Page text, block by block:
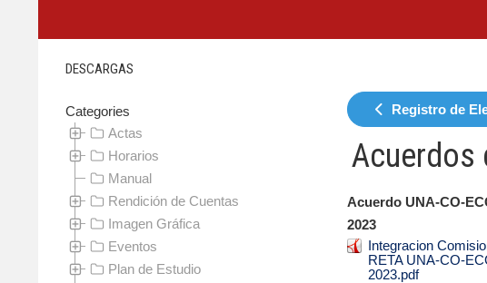
Registro de
Acuerdos
Acuerdo UNA-CO-
2023
Integracion
RETA UNA-CO-
2023.pdf
DESCARGAS
Categories
Actas
Horarios
Manual
Rendición de Cuentas
Imagen Gráfica
Eventos
Plan de Estudio